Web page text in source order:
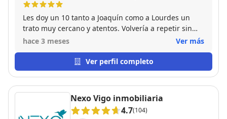
Les doy un 10 tanto a Joaquín como a Lourdes un
trato muy cercano y atentos. Volvería a repetir sin
dudarlo excelentes profesionales.
hace 3 meses Ver más
Ver perfil completo
Nexo Vigo inmobiliaria
4.7(104)